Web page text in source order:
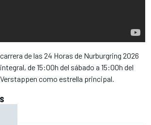
de las 24 Horas de Nurburgring 2026
de 15:00h del sábado a 15:00h del
como estrella principal.